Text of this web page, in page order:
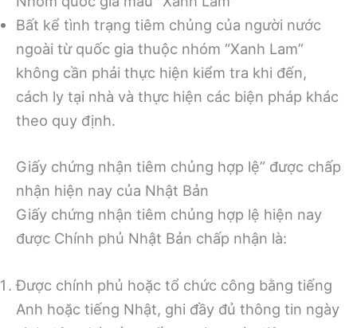
Bất kể tình trạng tiêm chủng của người nước
ngoài từ quốc gia thuộc nhóm “Xanh Lam”
không cần phải thực hiện kiểm tra khi đến,
cách ly tại nhà và thực hiện các biện pháp khác
theo quy định.
Giấy chứng nhận tiêm chủng hợp lệ” được chấp
nhận hiện nay của Nhật Bản
Giấy chứng nhận tiêm chủng hợp lệ hiện nay
được Chính phủ Nhật Bản chấp nhận là:
Được chính phủ hoặc tổ chức công bằng tiếng
Anh hoặc tiếng Nhật, ghi đầy đủ thông tin ngày